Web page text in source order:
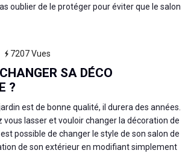
oublier de le protéger pour éviter que le salon
7207Vues
SA DÉCO
?
est de bonne qualité, il durera des années.
vous lasser et vouloir changer la décoration de
possible de changer le style de son salon de
de son extérieur en modifiant simplement